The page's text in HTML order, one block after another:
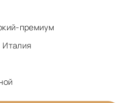
премиум
Италия